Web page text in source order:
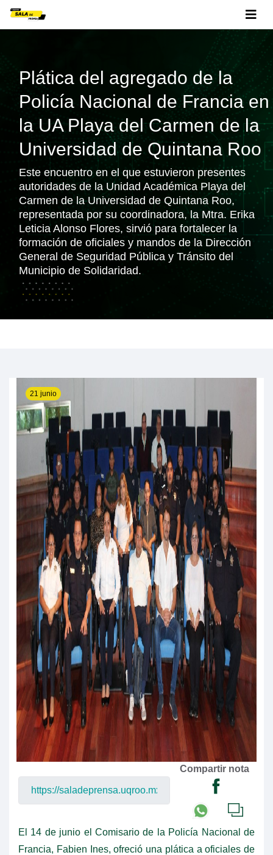
Plática del agregado de la
Policía Nacional de Francia en
la UA Playa del Carmen de la
Universidad de Quintana Roo
Este encuentro en el que estuvieron presentes
autoridades de la Unidad Académica Playa del
Carmen de la Universidad de Quintana Roo,
representada por su coordinadora, la Mtra. Erika
Leticia Alonso Flores, sirvió para fortalecer la
formación de oficiales y mandos de la Dirección
General de Seguridad Pública y Tránsito del
Municipio de Solidaridad.
21 junio
Compartir nota
El 14 de junio el Comisario de la Policía Nacional de
Francia, Fabien Ines, ofreció una plática a oficiales de